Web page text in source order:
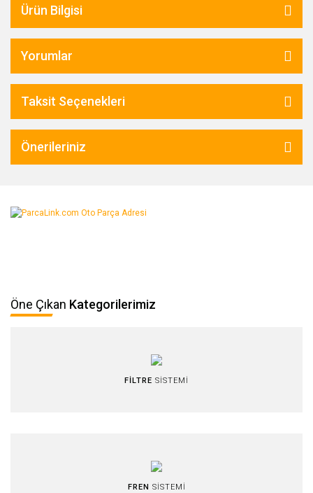
Ürün Bilgisi
Yorumlar
Taksit Seçenekleri
Önerileriniz
Öne Çıkan Kategorilerimiz
FİLTRE SİSTEMİ
FREN SİSTEMİ